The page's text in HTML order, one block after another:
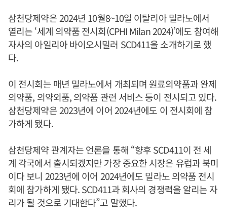
삼천당제약은 2024년 10월8~10일 이탈리아 밀라노에서
열리는 ‘세계 의약품 전시회(CPHI Milan 2024)’에도 참여해
자사의 아일리아 바이오시밀러 SCD411을 소개하기로 했
다.
이 전시회는 매년 밀라노에서 개최되며 원료의약품과 완제
의약품, 의약외품, 의약품 관련 서비스 등이 전시되고 있다.
삼천당제약은 2023년에 이어 2024년에도 이 전시회에 참
가하게 됐다.
삼천당제약 관계자는 언론을 통해 “향후 SCD411이 전 세
계 각국에서 출시되겠지만 가장 중요한 시장은 유럽과 북미
이다 보니 2023년에 이어 2024년에도 밀라노 의약품 전시
회에 참가하게 됐다. SCD411과 회사의 경쟁력을 알리는 자
리가 될 것으로 기대한다”고 말했다.